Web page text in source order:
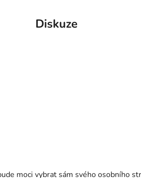
Diskuze
moci vybrat sám svého osobního